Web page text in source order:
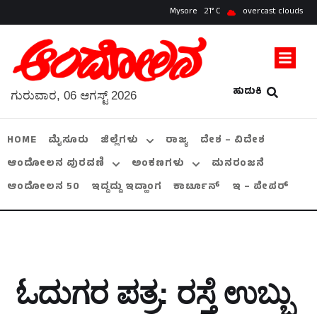
Mysore 21 overcast clouds
ಹುಡುಕಿ
ಗುರುವಾರ, 06 ಆಗಸ್ಟ್ 2026
HOME ಮೈಸೂರು ಜಿಲ್ಲೆಗಳು ರಾಜ್ಯ
ದೇಶ – ವಿದೇಶ
ಆಂದೋಲನ ಪುರವಣಿ
ಅಂಕಣಗಳು
ಮನರಂಜನೆ
ಆಂದೋಲನ 50
ಇದ್ದದ್ದು ಇದ್ಹಾಂಗ ಕಾರ್ಟೂನ್ ಇ – ಪೇಪರ್
ಓದುಗರ ಪತ್ರ: ರಸ್ತೆ ಉಬ್ಬು